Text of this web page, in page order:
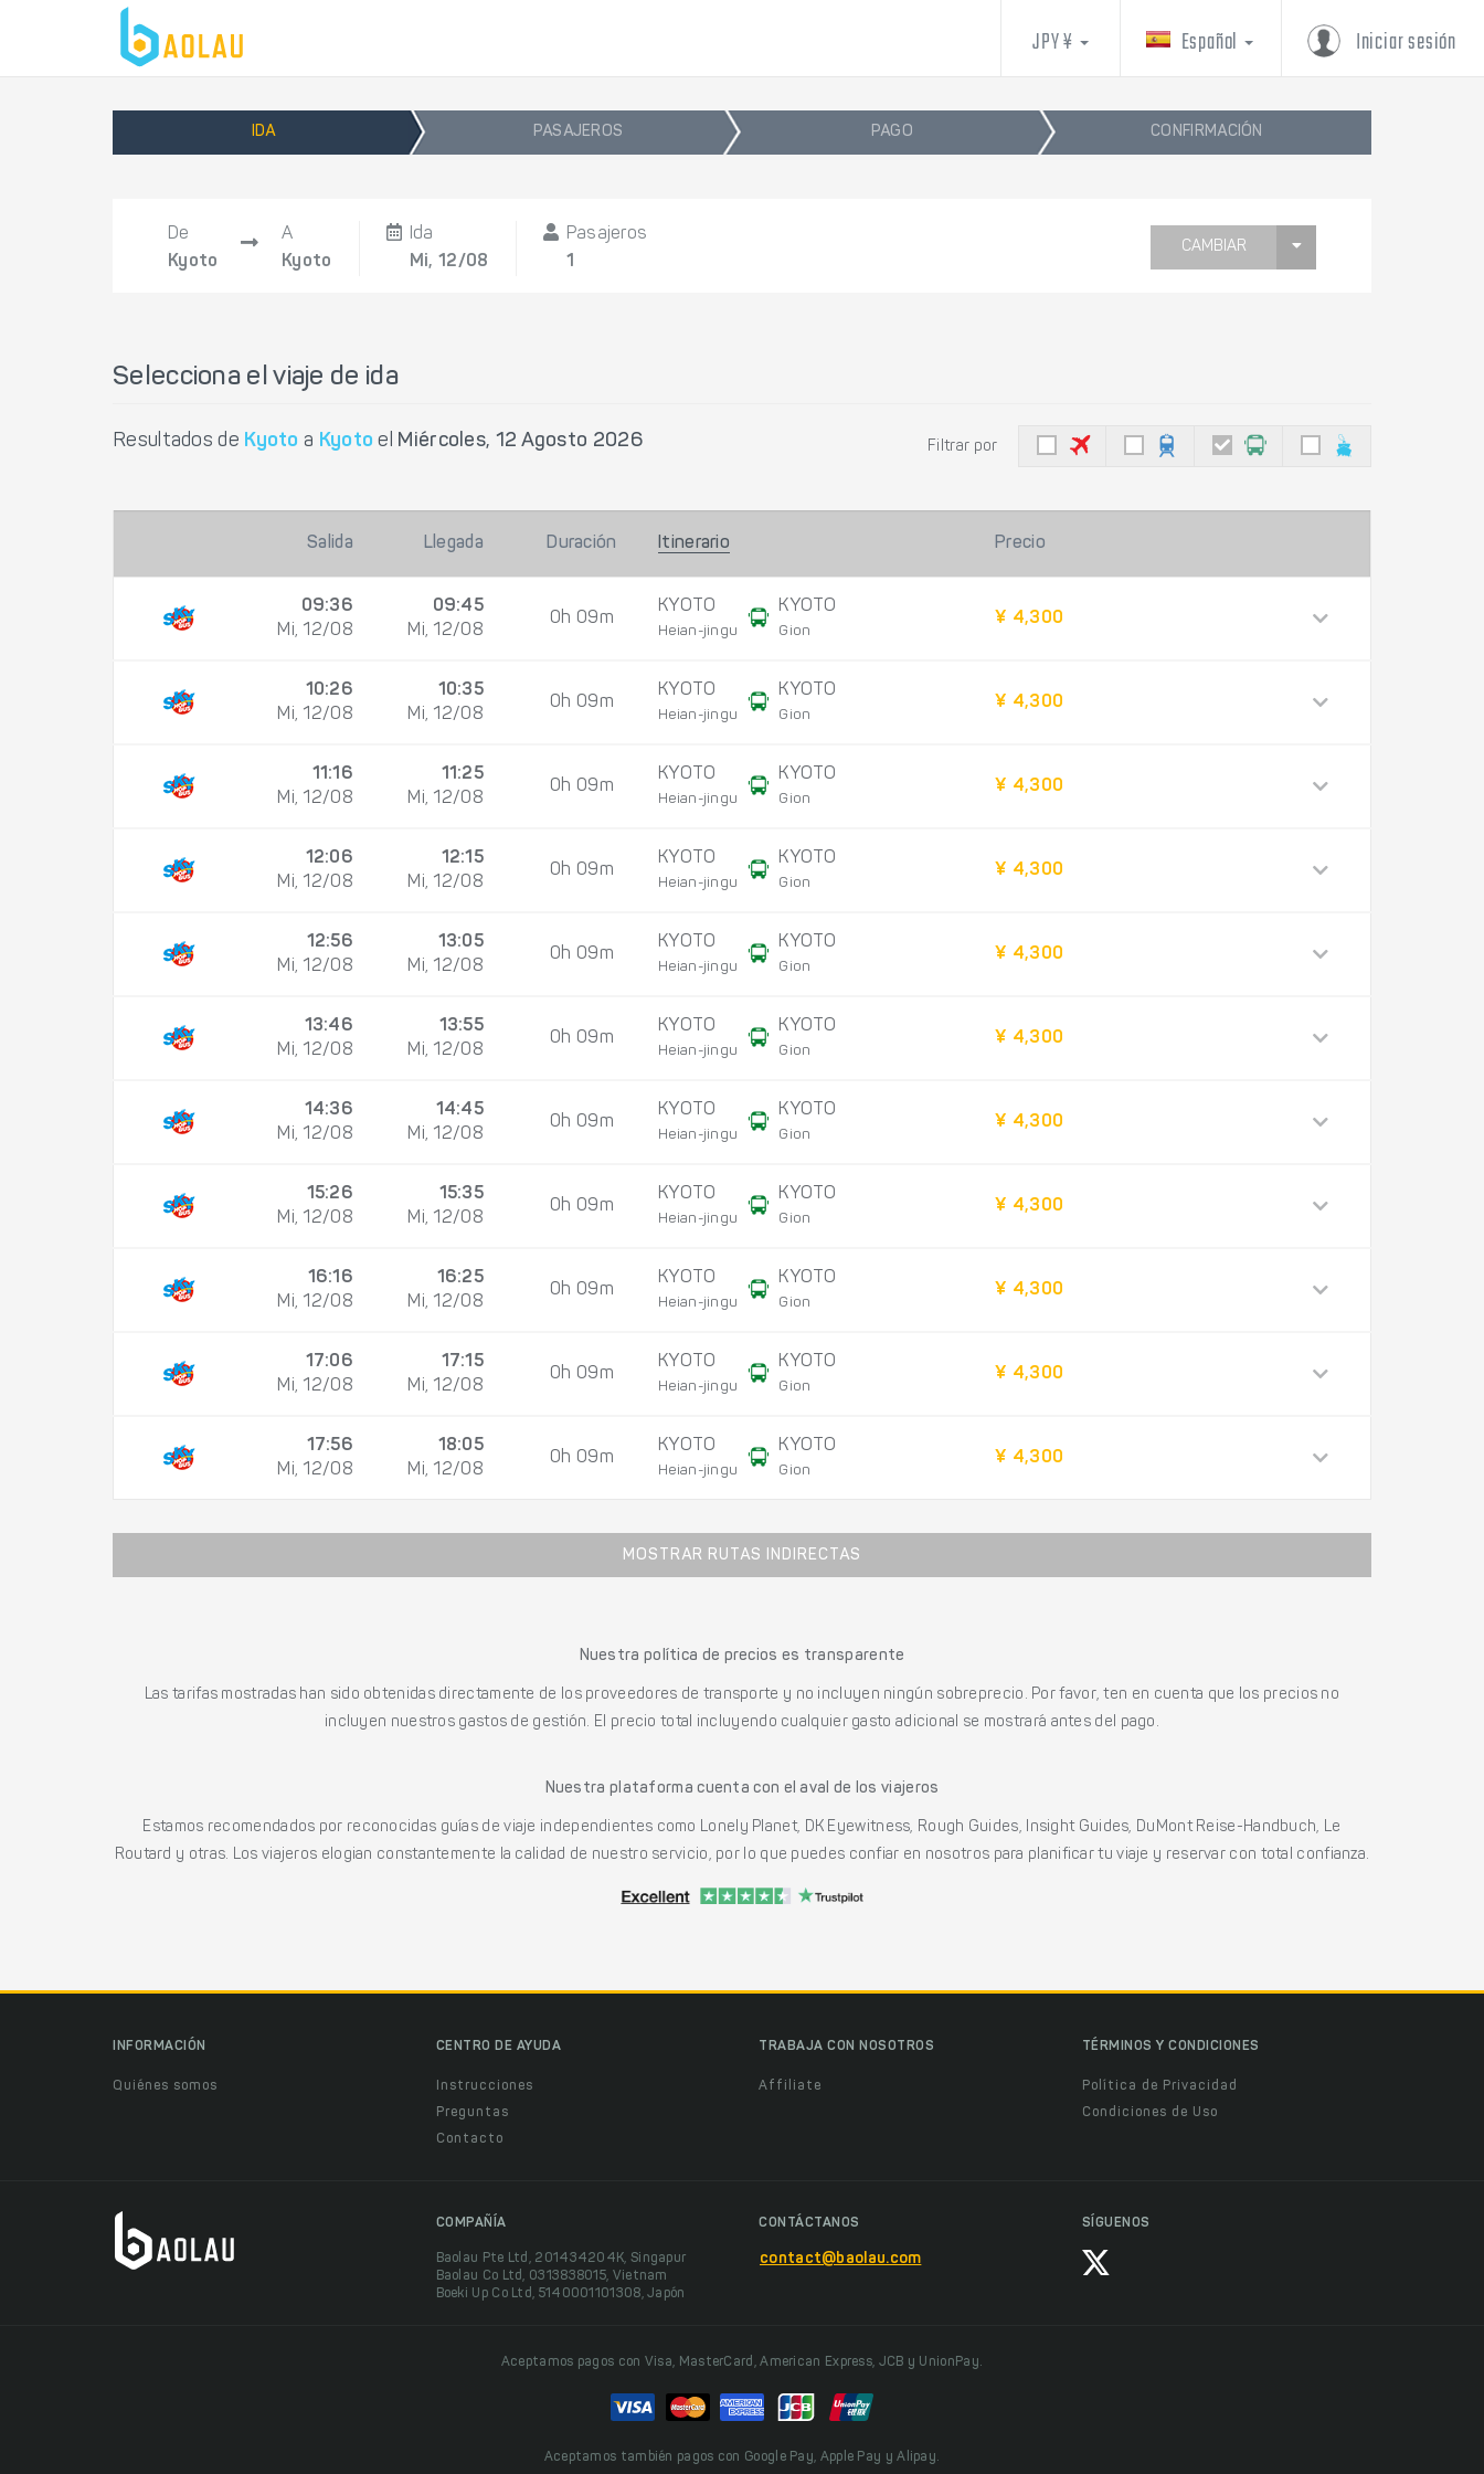
Iniciar sesión
Español
JPY ¥
IDA PASAJEROS PAGO CONFIRMACIÓN
De
Kyoto
A
Kyoto
Ida
Mi, 12/08
Pasajeros
1
CAMBIAR
Selecciona el viaje de ida
Resultados de Kyoto a Kyoto el Miércoles, 12 Agosto 2026 Filtrar por
Salida Llegada Duración Itinerario Precio
09:36
Mi, 12/08
09:45
Mi, 12/08
0h 09m
KYOTO
Heian-jingu
KYOTO
Gion
¥ 4,300
10:26
Mi, 12/08
10:35
Mi, 12/08
0h 09m
KYOTO
Heian-jingu
KYOTO
Gion
¥ 4,300
11:16
Mi, 12/08
11:25
Mi, 12/08
0h 09m
KYOTO
Heian-jingu
KYOTO
Gion
¥ 4,300
12:06
Mi, 12/08
12:15
Mi, 12/08
0h 09m
KYOTO
Heian-jingu
KYOTO
Gion
¥ 4,300
12:56
Mi, 12/08
13:05
Mi, 12/08
0h 09m
KYOTO
Heian-jingu
KYOTO
Gion
¥ 4,300
13:46
Mi, 12/08
13:55
Mi, 12/08
0h 09m
KYOTO
Heian-jingu
KYOTO
Gion
¥ 4,300
14:36
Mi, 12/08
14:45
Mi, 12/08
0h 09m
KYOTO
Heian-jingu
KYOTO
Gion
¥ 4,300
15:26
Mi, 12/08
15:35
Mi, 12/08
0h 09m
KYOTO
Heian-jingu
KYOTO
Gion
¥ 4,300
16:16
Mi, 12/08
16:25
Mi, 12/08
0h 09m
KYOTO
Heian-jingu
KYOTO
Gion
¥ 4,300
17:06
Mi, 12/08
17:15
Mi, 12/08
0h 09m
KYOTO
Heian-jingu
KYOTO
Gion
¥ 4,300
17:56
Mi, 12/08
18:05
Mi, 12/08
0h 09m
KYOTO
Heian-jingu
KYOTO
Gion
¥ 4,300
MOSTRAR RUTAS INDIRECTAS
Nuestra política de precios es transparente
Las tarifas mostradas han sido obtenidas directamente de los proveedores de transporte y no incluyen ningún sobreprecio. Por favor, ten en cuenta que los precios no
incluyen nuestros gastos de gestión. El precio total incluyendo cualquier gasto adicional se mostrará antes del pago.
Nuestra plataforma cuenta con el aval de los viajeros
Estamos recomendados por reconocidas guías de viaje independientes como Lonely Planet, DK Eyewitness, Rough Guides, Insight Guides, DuMont Reise-Handbuch, Le
Routard y otras. Los viajeros elogian constantemente la calidad de nuestro servicio, por lo que puedes confiar en nosotros para planificar tu viaje y reservar con total confianza.
INFORMACIÓN
Quiénes somos
CENTRO DE AYUDA
Instrucciones
Preguntas
Contacto
TRABAJA CON NOSOTROS
Affiliate
TÉRMINOS Y CONDICIONES
Política de Privacidad
Condiciones de Uso
COMPAÑÍA
Baolau Pte Ltd, 201434204K, Singapur
Baolau Co Ltd, 0313838015, Vietnam
Boeki Up Co Ltd, 5140001101308, Japón
CONTÁCTANOS
contact@baolau.com
SÍGUENOS
Aceptamos pagos con Visa, MasterCard, American Express, JCB y UnionPay.
Aceptamos también pagos con Google Pay, Apple Pay y Alipay.